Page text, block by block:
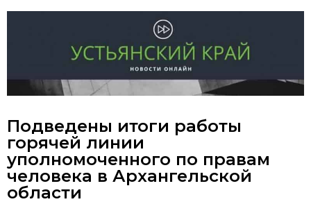
Подведены итоги работы
горячей линии
уполномоченного по правам
человека в Архангельской
области